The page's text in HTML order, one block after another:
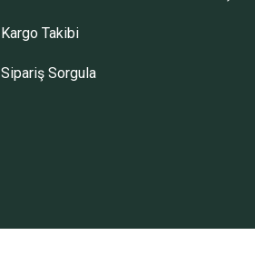
Kargo Takibi
Sipariş Sorgula